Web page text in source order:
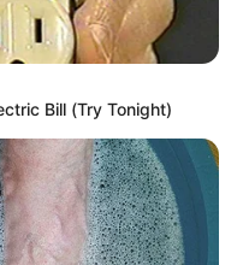
Bill (Try Tonight)